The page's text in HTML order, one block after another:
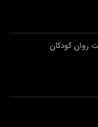
روان کودکان